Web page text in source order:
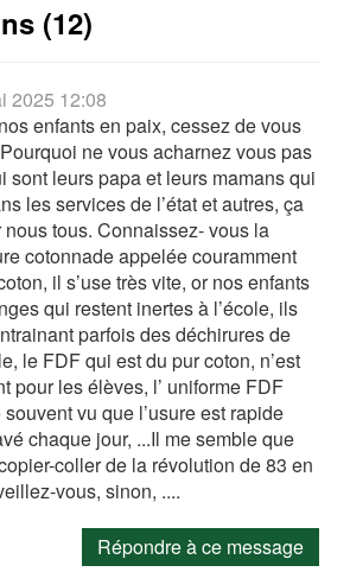
(12)
2025 12:08
enfants en paix, cessez de vous
ne vous acharnez vous pas
sont leurs papa et leurs mamans qui
les services de l’état et autres, ça
tous. Connaissez- vous la
cotonnade appelée couramment
il s’use très vite, or nos enfants
qui restent inertes à l’école, ils
parfois des déchirures de
le FDF qui est du pur coton, n’est
pour les élèves, l’ uniforme FDF
vu que l’usure est rapide
chaque jour, ...Il me semble que
coller de la révolution de 83 en
vous, sinon, ....
Répondre à ce message